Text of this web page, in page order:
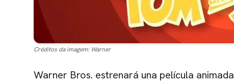
Créditos da imagem: Warner
Warner Bros. estrenará una película